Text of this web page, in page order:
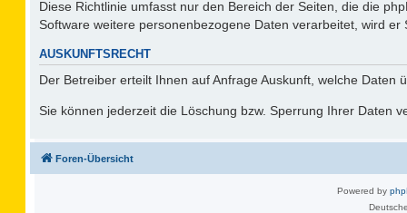
Diese Richtlinie umfasst nur den Bereich der Seiten, die die
Software weitere personenbezogene Daten verarbeitet, wird
AUSKUNFTSRECHT
Der Betreiber erteilt Ihnen auf Anfrage Auskunft, welche Daten
Sie können jederzeit die Löschung bzw. Sperrung Ihrer Daten
Foren-Übersicht
Powered by